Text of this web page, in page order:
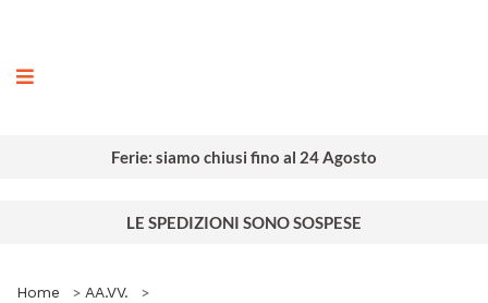
Ferie: siamo chiusi fino al 24 Agosto
LE SPEDIZIONI SONO SOSPESE
Home
AA.VV.